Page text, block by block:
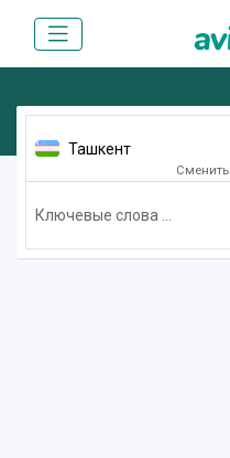
Ташкент
Сменить